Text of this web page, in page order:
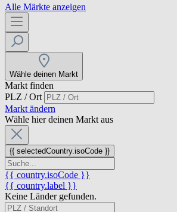
Alle Märkte anzeigen
Wähle deinen Markt
Markt finden
PLZ / Ort
Markt ändern
Wähle hier deinen Markt aus
{{ selectedCountry.isoCode }}
{{ country.isoCode }}
{{ country.label }}
Keine Länder gefunden.